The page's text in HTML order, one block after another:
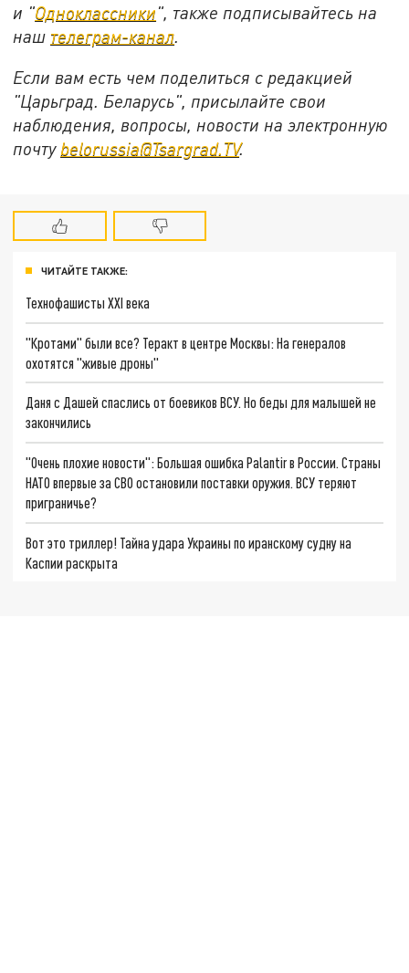
и "Одноклассники", также подписывайтесь на
наш телеграм-канал
Если вам есть чем поделиться с редакцией
"Царьград. Беларусь", присылайте свои
наблюдения, вопросы, новости на электронную
почту belorussia@Tsargrad.TV.
ЧИТАЙТЕ ТАКЖЕ:
Технофашисты XXI века
"Кротами" были все? Теракт в центре Москвы: На генералов
охотятся "живые дроны"
Даня с Дашей спаслись от боевиков ВСУ. Но беды для малышей не
закончились
"Очень плохие новости": Большая ошибка Palantir в России. Страны
НАТО впервые за СВО остановили поставки оружия. ВСУ теряют
приграничье?
Вот это триллер! Тайна удара Украины по иранскому судну на
Каспии раскрыта